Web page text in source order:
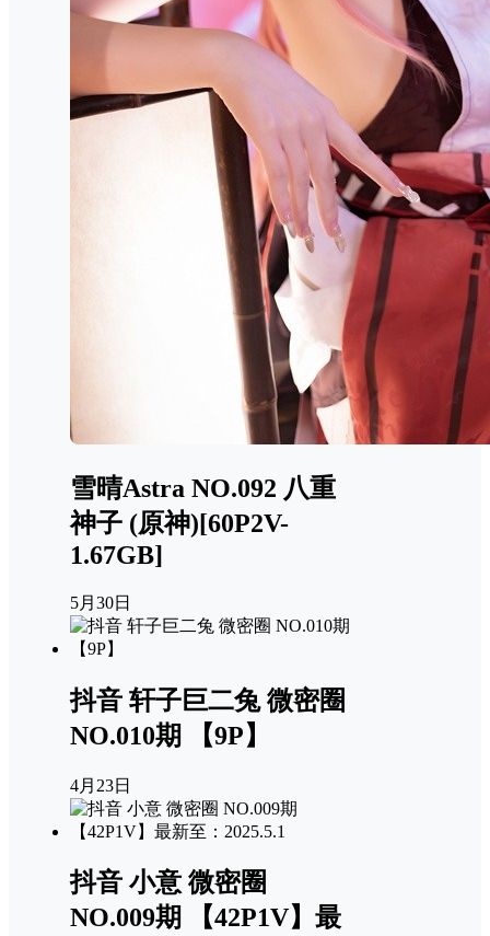
雪晴Astra NO.092 八重
神子 (原神)[60P2V-
1.67GB]
5月30日
抖音 轩子巨二兔 微密圈
NO.010期 【9P】
4月23日
抖音 小意 微密圈
NO.009期 【42P1V】最